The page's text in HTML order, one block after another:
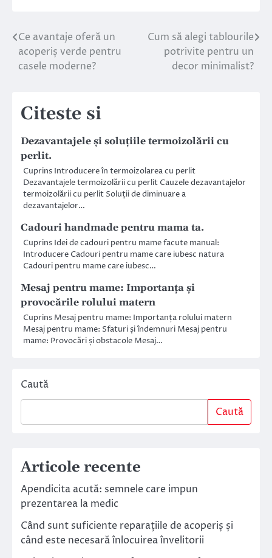
Navigare
în
Ce avantaje oferă un
acoperiș verde pentru
casele moderne?
Cum să alegi tablourile
potrivite pentru un
decor minimalist?
Citeste si
Dezavantajele și soluțiile termoizolării cu
perlit.
Cuprins Introducere în termoizolarea cu perlit
Dezavantajele termoizolării cu perlit Cauzele dezavantajelor
termoizolării cu perlit Soluții de diminuare a
dezavantajelor…
Cadouri handmade pentru mama ta.
Cuprins Idei de cadouri pentru mame facute manual:
Introducere Cadouri pentru mame care iubesc natura
Cadouri pentru mame care iubesc…
Mesaj pentru mame: Importanța și
provocările rolului matern
Cuprins Mesaj pentru mame: Importanța rolului matern
Mesaj pentru mame: Sfaturi și îndemnuri Mesaj pentru
mame: Provocări și obstacole Mesaj…
Caută
Caută
Articole recente
Apendicita acută: semnele care impun
prezentarea la medic
Când sunt suficiente reparațiile de acoperiș și
când este necesară înlocuirea învelitorii